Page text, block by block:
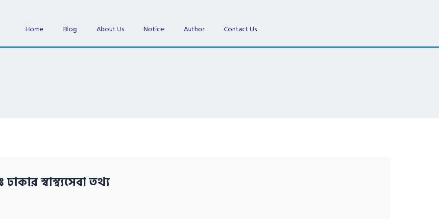
Home Blog About Us Notice Author Contact Us
ঢাকার স্বাস্থ্যসেবা তথ্য